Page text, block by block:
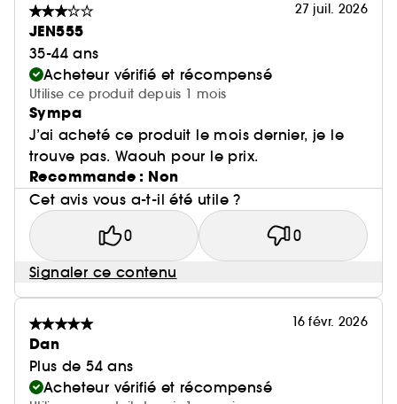
27 juil. 2026
JEN555
35-44 ans
Acheteur vérifié et récompensé
Utilise ce produit depuis 1 mois
Sympa
J’ai acheté ce produit le mois dernier, je le
trouve pas. Waouh pour le prix.
Recommande : Non
Cet avis vous a-t-il été utile ?
0 0
Signaler ce contenu
16 févr. 2026
Dan
Plus de 54 ans
Acheteur vérifié et récompensé